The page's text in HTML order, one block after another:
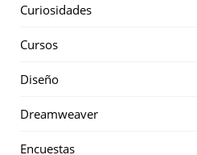
Curiosidades
Cursos
Diseño
Dreamweaver
Encuestas